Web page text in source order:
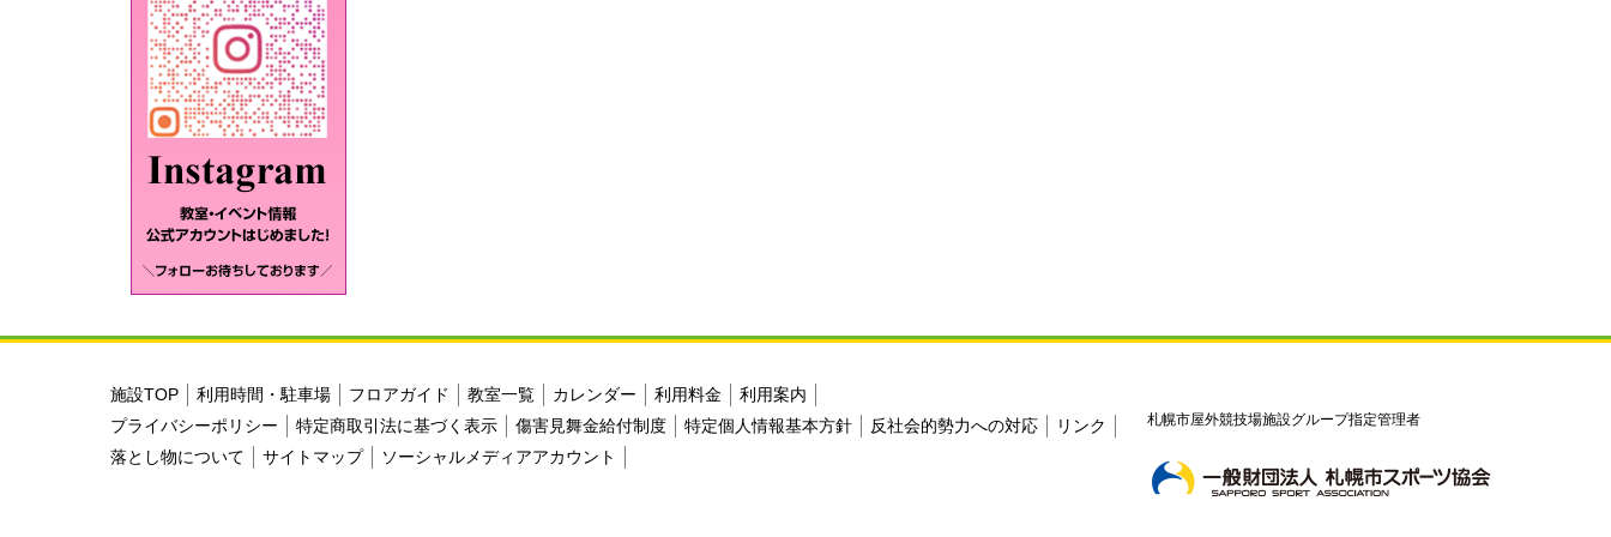
施設TOP 利用時間・駐車場 フロアガイド 教室一覧 カレンダー 利用料金
利用案内
プライバシーポリシー
特定商取引法に基づく表示 傷害見舞金給付制度 特定個人情報基本方針 反社会的勢力への対応
リンク
落とし物について
サイトマップ ソーシャルメディアアカウント
札幌市屋外競技場施設グループ指定管理者